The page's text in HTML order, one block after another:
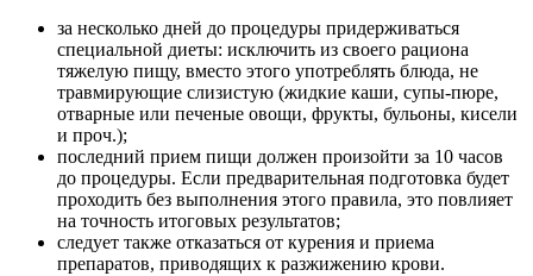
за несколько дней до процедуры придерживаться
специальной диеты: исключить из своего рациона
тяжелую пищу, вместо этого употреблять блюда, не
травмирующие слизистую (жидкие каши, супы-пюре,
отварные или печеные овощи, фрукты, бульоны, кисели
и проч.);
последний прием пищи должен произойти за 10 часов
до процедуры. Если предварительная подготовка будет
проходить без выполнения этого правила, это повлияет
на точность итоговых результатов;
следует также отказаться от курения и приема
препаратов, приводящих к разжижению крови.